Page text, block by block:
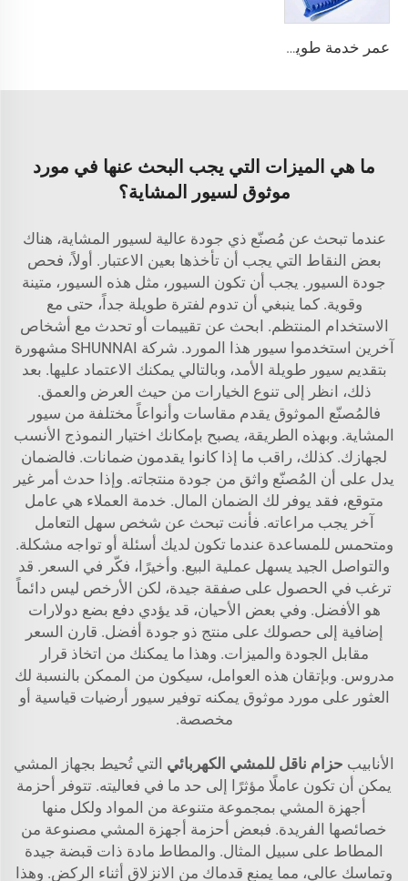
عمر خدمة طويل، فعّال من حيث التكلفة، جودة صينية، حزام ناقل بسمك 3.1 مم على شكل لفافة، PVC بسمك 3.5 مم، حزام ناقل أبيض لا نهائي للاستخدام في الصناعات الغذائية
ما هي الميزات التي يجب البحث عنها في مورد
موثوق لسيور المشاية؟
عندما تبحث عن مُصنّع ذي جودة عالية لسيور المشاية، هناك
بعض النقاط التي يجب أن تأخذها بعين الاعتبار. أولاً، فحص
جودة السيور. يجب أن تكون السيور، مثل هذه السيور، متينة
وقوية. كما ينبغي أن تدوم لفترة طويلة جداً، حتى مع
الاستخدام المنتظم. ابحث عن تقييمات أو تحدث مع أشخاص
آخرين استخدموا سيور هذا المورد. شركة SHUNNAI مشهورة
بتقديم سيور طويلة الأمد، وبالتالي يمكنك الاعتماد عليها. بعد
ذلك، انظر إلى تنوع الخيارات من حيث العرض والعمق.
فالمُصنّع الموثوق يقدم مقاسات وأنواعاً مختلفة من سيور
المشاية. وبهذه الطريقة، يصبح بإمكانك اختيار النموذج الأنسب
لجهازك. كذلك، راقب ما إذا كانوا يقدمون ضمانات. فالضمان
يدل على أن المُصنّع واثق من جودة منتجاته. وإذا حدث أمر غير
متوقع، فقد يوفر لك الضمان المال. خدمة العملاء هي عامل
آخر يجب مراعاته. فأنت تبحث عن شخص سهل التعامل
ومتحمس للمساعدة عندما تكون لديك أسئلة أو تواجه مشكلة.
والتواصل الجيد يسهل عملية البيع. وأخيرًا، فكّر في السعر. قد
ترغب في الحصول على صفقة جيدة، لكن الأرخص ليس دائماً
هو الأفضل. وفي بعض الأحيان، قد يؤدي دفع بضع دولارات
إضافية إلى حصولك على منتج ذو جودة أفضل. قارن السعر
مقابل الجودة والميزات. وهذا ما يمكنك من اتخاذ قرار
مدروس. وبإتقان هذه العوامل، سيكون من الممكن بالنسبة لك
العثور على مورد موثوق يمكنه توفير سيور أرضيات قياسية أو
مخصصة.
الأنابيب حزام ناقل للمشي الكهربائي التي تُحيط بجهاز المشي
يمكن أن تكون عاملًا مؤثرًا إلى حد ما في فعاليته. تتوفر أحزمة
أجهزة المشي بمجموعة متنوعة من المواد ولكل منها
خصائصها الفريدة. فبعض أحزمة أجهزة المشي مصنوعة من
المطاط على سبيل المثال. والمطاط مادة ذات قبضة جيدة
وتماسك عالي، مما يمنع قدماك من الانزلاق أثناء الركض. وهذا